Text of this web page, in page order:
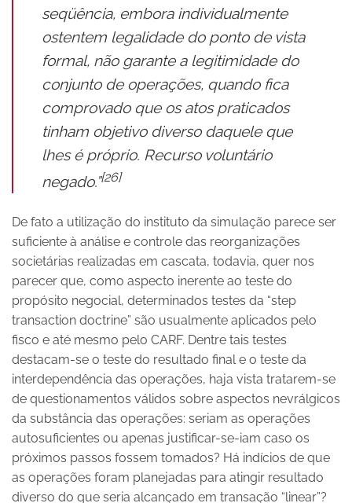
seqüência, embora individualmente
ostentem legalidade do ponto de vista
formal, não garante a legitimidade do
conjunto de operações, quando fica
comprovado que os atos praticados
tinham objetivo diverso daquele que
lhes é próprio. Recurso voluntário
negado.”[26]
De fato a utilização do instituto da simulação parece ser
suficiente à análise e controle das reorganizações
societárias realizadas em cascata, todavia, quer nos
parecer que, como aspecto inerente ao teste do
propósito negocial, determinados testes da “step
transaction doctrine” são usualmente aplicados pelo
fisco e até mesmo pelo CARF. Dentre tais testes
destacam-se o teste do resultado final e o teste da
interdependência das operações, haja vista tratarem-se
de questionamentos válidos sobre aspectos nevrálgicos
da substância das operações: seriam as operações
autosuficientes ou apenas justificar-se-iam caso os
próximos passos fossem tomados? Há indícios de que
as operações foram planejadas para atingir resultado
diverso do que seria alcançado em transação “linear”?